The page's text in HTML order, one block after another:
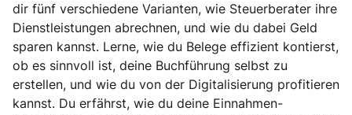
dir fünf verschiedene Varianten, wie Steuerberater ihre
Dienstleistungen abrechnen, und wie du dabei Geld
sparen kannst. Lerne, wie du Belege effizient kontierst,
ob es sinnvoll ist, deine Buchführung selbst zu
erstellen, und wie du von der Digitalisierung profitieren
kannst. Du erfährst, wie du deine Einnahmen-